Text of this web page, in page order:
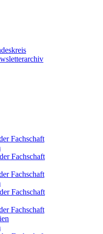
Fachschaft
Fachschaft
Fachschaft
Fachschaft
Fachschaft